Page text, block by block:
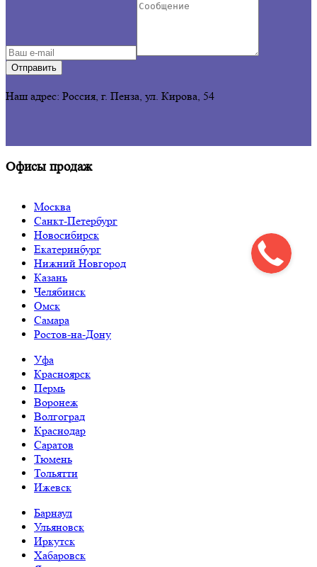
Отправить
Наш адрес: Россия, г. Пенза, ул. Кирова, 54
Офисы продаж
Москва
Санкт-Петербург
Новосибирск
Екатеринбург
Нижний Новгород
Казань
Челябинск
Омск
Самара
Ростов-на-Дону
Уфа
Красноярск
Пермь
Воронеж
Волгоград
Краснодар
Саратов
Тюмень
Тольятти
Ижевск
Барнаул
Ульяновск
Иркутск
Хабаровск